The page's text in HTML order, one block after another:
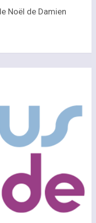
Noël de Damien